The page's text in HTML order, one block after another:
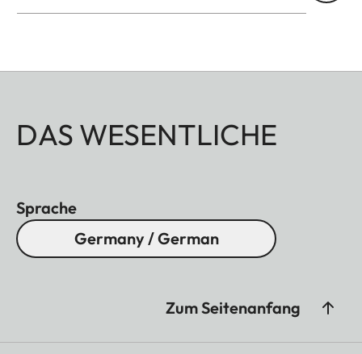
DAS WESENTLICHE
Sprache
Germany / German
Zum Seitenanfang